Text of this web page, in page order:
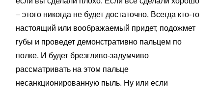
– этого никогда не будет достаточно. Всегда кто-то
настоящий или воображаемый придет, подожмет
губы и проведет демонстративно пальцем по
полке. И будет брезгливо-задумчиво
рассматривать на этом пальце
несанкционированную пыль. Ну или если